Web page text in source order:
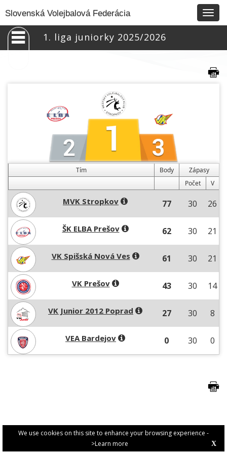
We use cookies on this site to enhance your browsing experience -
>Learn more
X
Slovenská Volejbalová Federácia
1. liga juniorky 2025/2026
Tím Body
Zápasy
Počet
V
MVK Stropkov 77 30 26
ŠK ELBA Prešov 62 30 21
VK Spišská Nová Ves 61 30 21
VK Prešov 43 30 14
VK Junior 2012 Poprad 27 30 8
VEA Bardejov 0 30 0